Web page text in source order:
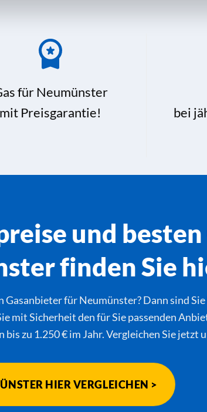
für Neumünster
mit Preisgarantie!
bei
und
finden Sie
Gasanbieter für Neumünster? Dann sind
mit Sicherheit den für Sie passenden
zu 1.250 € im Jahr. Vergleichen Sie jetzt
HIER VERGLEICHEN >